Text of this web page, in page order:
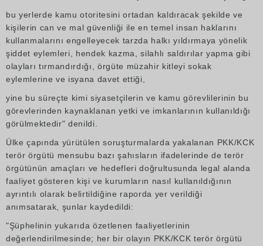
bu yerlerde kamu otoritesini ortadan kaldıracak şekilde ve
kişilerin can ve mal güvenliği ile en temel insan haklarını
kullanmalarını engelleyecek tarzda halkı yıldırmaya yönelik
şiddet eylemleri, hendek kazma, silahlı saldırılar yapma gibi
olayları tırmandırdığı, örgüte müzahir kitleyi sokak
eylemlerine ve isyana davet ettiği,
yine bu süreçte kimi siyasetçilerin ve kamu görevlilerinin bu
görevlerinden kaynaklanan yetki ve imkanlarının kullanıldığı
görülmektedir" denildi.
Ülke çapında yürütülen soruşturmalarda yakalanan PKK/KCK
terör örgütü mensubu bazı şahısların ifadelerinde de terör
örgütünün amaçları ve hedefleri doğrultusunda legal alanda
faaliyet gösteren kişi ve kurumların nasıl kullanıldığının
ayrıntılı olarak belirtildiğine raporda yer verildiği
anımsatarak, şunlar kaydedildi:
"Şüphelinin yukarıda özetlenen faaliyetlerinin
değerlendirilmesinde; her bir olayın PKK/KCK terör örgütü